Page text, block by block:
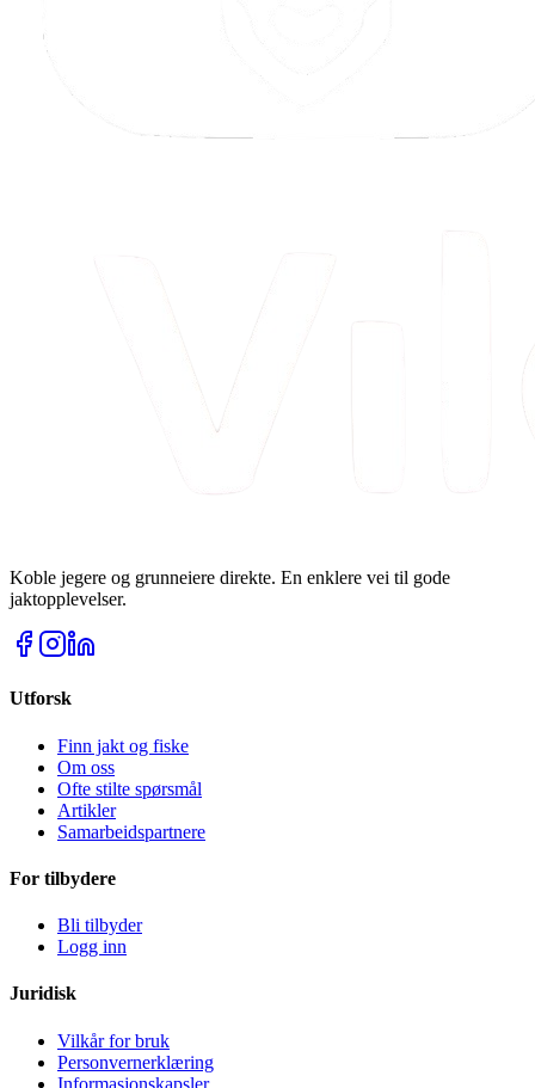
Koble jegere og grunneiere direkte. En enklere vei til gode
jaktopplevelser.
Utforsk
Finn jakt og fiske
Om oss
Ofte stilte spørsmål
Artikler
Samarbeidspartnere
For tilbydere
Bli tilbyder
Logg inn
Juridisk
Vilkår for bruk
Personvernerklæring
Informasjonskapsler